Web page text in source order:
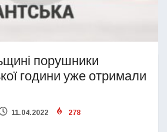
порушники
години уже отримали
11.04.2022 278